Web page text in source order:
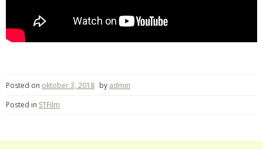
Posted on oktober 3, 2018 by admin
Posted in STFilm